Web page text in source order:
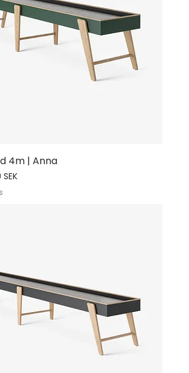
och tidlös design för miljöer där
umgås och inspireras.
4m | Anna